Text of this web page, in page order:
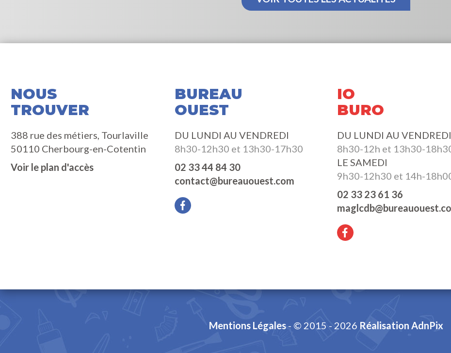
NOUS
TROUVER
388 rue des métiers, Tourlaville
50110 Cherbourg-en-Cotentin
Voir le plan d'accès
BUREAU
OUEST
DU LUNDI AU VENDREDI
8h30-12h30 et 13h30-17h30
02 33 44 84 30
contact@bureauouest.com
IO
BURO
DU LUNDI AU VENDREDI
8h30-12h et 13h30-
LE SAMEDI
9h30-12h30 et 14h-
02 33 23 61 36
Mentions Légales- © 2015 - 2026 Réalisation AdnPix